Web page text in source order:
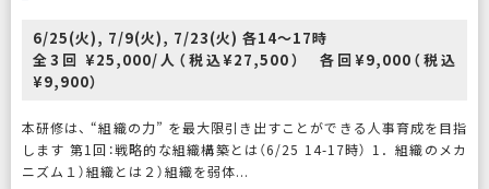
6/25(火), 7/9(火), 7/23(火) 各14〜17時
全3回 ¥25,000/人（税込¥27,500） 各回¥9,000（税込
¥9,900）
本研修は、 “組織の力” を最大限引き出すことができる人事育成を目指
します 第1回：戦略的な組織構築とは（6/25 14-17時） 1．組織のメカ
ニズム１）組織とは２）組織を弱体...